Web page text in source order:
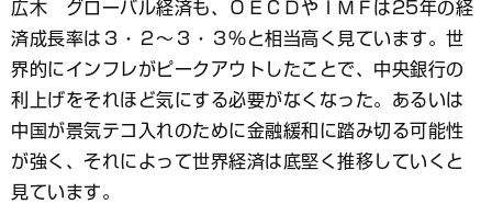
広木 グローバル経済も、ＯＥＣＤやＩＭＦは25年の経
済成長率は３・２～３・３％と相当高く見ています。世
界的にインフレがピークアウトしたことで、中央銀行の
利上げをそれほど気にする必要がなくなった。あるいは
中国が景気テコ入れのために金融緩和に踏み切る可能性
が強く、それによって世界経済は底堅く推移していくと
見ています。